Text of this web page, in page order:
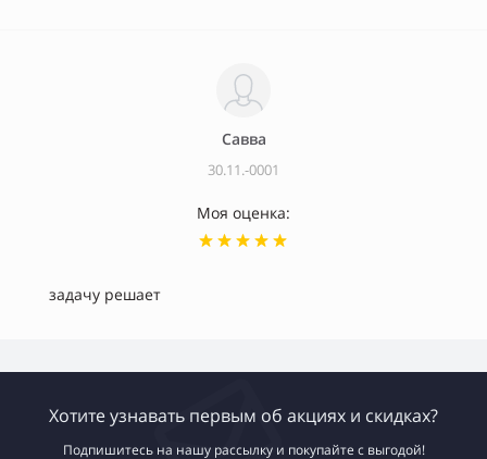
Савва
30.11.-0001
Моя оценка:
задачу решает
Хотите узнавать первым об акциях и скидках?
Подпишитесь на нашу рассылку и покупайте с выгодой!